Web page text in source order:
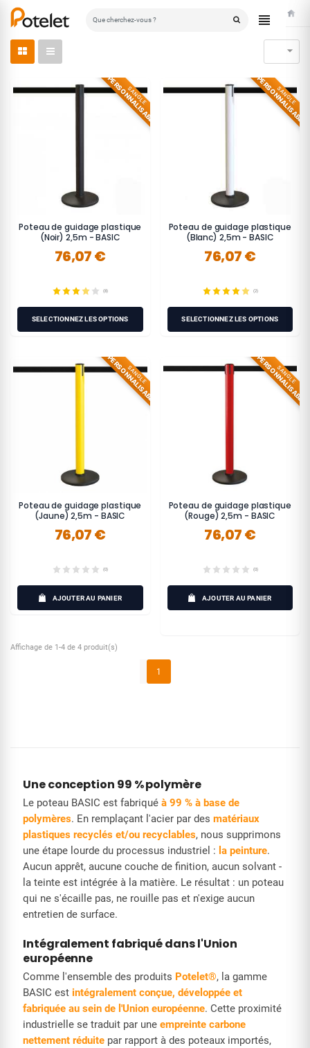

SANGLE
PERSONNALISABLE
Poteau de guidage plastique
(Noir) 2,5m - BASIC
76,07 €
(8)
SÉLECTIONNEZ LES OPTIONS
SANGLE
PERSONNALISABLE
Poteau de guidage plastique
(Blanc) 2,5m - BASIC
76,07 €
(2)
SÉLECTIONNEZ LES OPTIONS
SANGLE
PERSONNALISABLE
Poteau de guidage plastique
(Jaune) 2,5m - BASIC
76,07 €
(0)
AJOUTER AU PANIER
SANGLE
PERSONNALISABLE
Poteau de guidage plastique
(Rouge) 2,5m - BASIC
76,07 €
(0)
AJOUTER AU PANIER
Affichage de 1-4 de 4 produit(s)
1
Une conception 99 % polymère
Le poteau BASIC est fabriqué à 99 % à base de
polymères. En remplaçant l'acier par des matériaux
plastiques recyclés et/ou recyclables, nous supprimons
une étape lourde du processus industriel : la peinture.
Aucun apprêt, aucune couche de finition, aucun solvant -
la teinte est intégrée à la matière. Le résultat : un poteau
qui ne s'écaille pas, ne rouille pas et n'exige aucun
entretien de surface.
Intégralement fabriqué dans l'Union
européenne
Comme l'ensemble des produits Potelet®, la gamme
BASIC est intégralement conçue, développée et
fabriquée au sein de l'Union européenne. Cette proximité
industrielle se traduit par une empreinte carbone
nettement réduite par rapport à des poteaux importés,